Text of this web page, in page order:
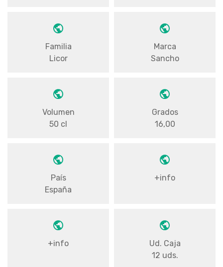
Familia
Licor
Marca
Sancho
Volumen
50 cl
Grados
16,00
País
España
+info
+info
Ud. Caja
12 uds.